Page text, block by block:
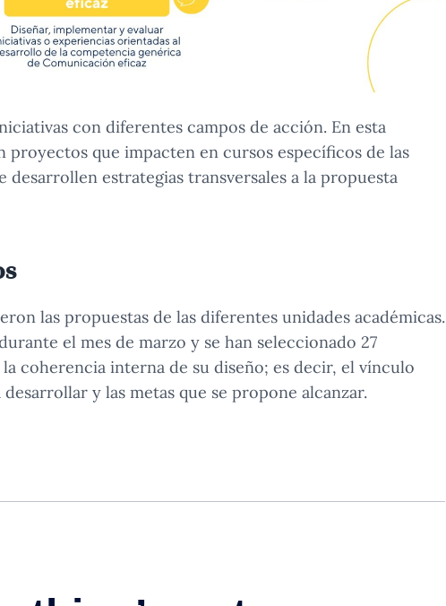
con diferentes campos de acción. En esta
proyectos que impacten en cursos específicos de las
desarrollen estrategias transversales a la propuesta
las propuestas de las diferentes unidades académicas.
el mes de marzo y se han seleccionado 27
coherencia interna de su diseño; es decir, el vínculo
y las metas que se propone alcanzar.